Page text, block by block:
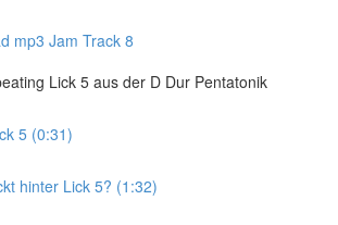
mp3 Jam Track 8
Lick 5 aus der D Dur Pentatonik
5 (0:31)
hinter Lick 5? (1:32)